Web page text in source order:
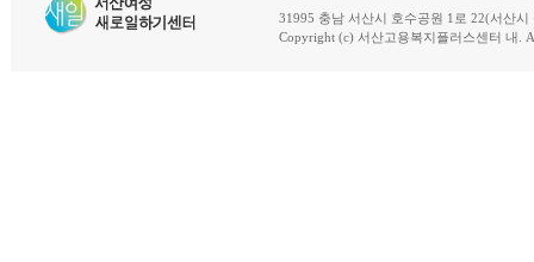
31995 충남 서산시 호수공원 1로 22(서산
Copyright (c) 서산고용복지플러스센터 내.